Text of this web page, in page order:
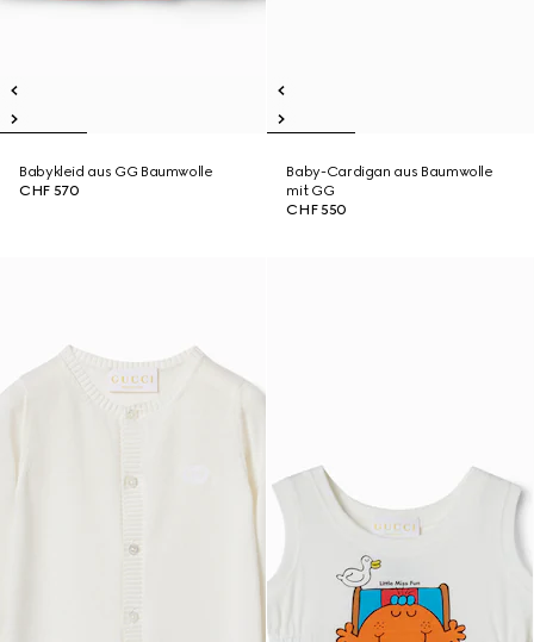
Babykleid aus GG Baumwolle
CHF 570
Baby-Cardigan aus Baumwolle
mit GG
CHF 550